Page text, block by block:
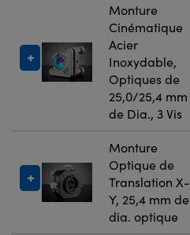
Monture
Cinématique
Acier
Inoxydable,
Optiques de
25,0/25,4 mm
de Dia., 3 Vis
Monture
Optique de
Translation X-
Y, 25,4 mm de
dia. optique